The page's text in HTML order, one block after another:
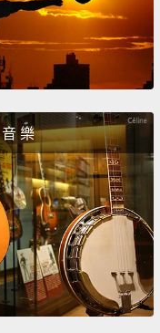
My mom can have
she's trying to pull
即使一根箭刺進我
And you're like,
然後你就會說：「
And my mom will
people's money."
我媽就會說：「不
音 樂